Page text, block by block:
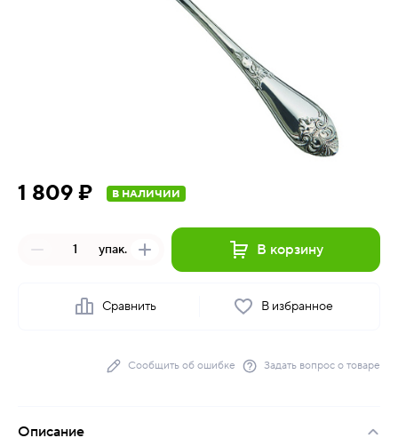
1 809 ₽ В НАЛИЧИИ
упак. В корзину
Сравнить В избранное
Сообщить об ошибке Задать вопрос о товаре
Описание